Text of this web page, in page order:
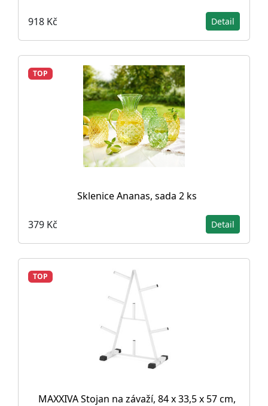
918 Kč Detail
TOP
Sklenice Ananas, sada 2 ks
379 Kč Detail
TOP
MAXXIVA Stojan na závaží, 84 x 33,5 x 57 cm,